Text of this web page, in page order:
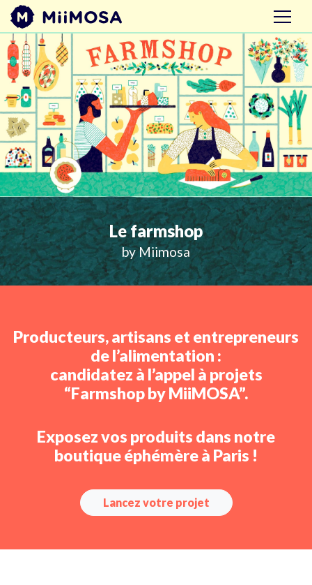
Ouvrir
Le farmshop
by Miimosa
Producteurs, artisans et entrepreneurs
de l’alimentation :
candidatez à l’appel à projets
“Farmshop by MiiMOSA”.
Exposez vos produits dans notre
boutique éphémère à Paris !
Lancez votre projet